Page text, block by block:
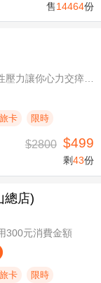
售14464份
卡 限時
$2800 $499
剩43份
總店)
300元消費金額
卡 限時